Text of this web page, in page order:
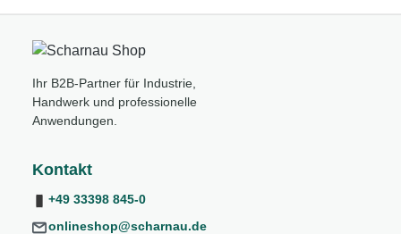
Ihr B2B-Partner für Industrie,
Handwerk und professionelle
Anwendungen.
Kontakt
+49 33398 845-0
onlineshop@scharnau.de